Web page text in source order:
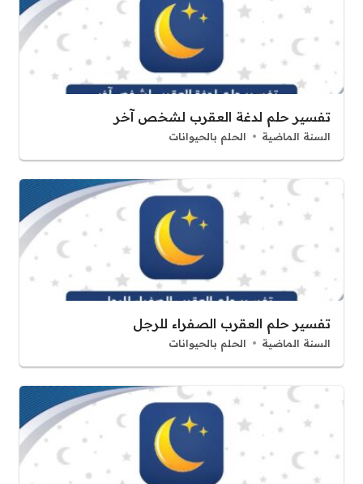
تفسير حلم لدغة العقرب لشخص آخر
السنة الماضية الحلم بالحيوانات
تفسير حلم العقرب الصفراء للرجل
السنة الماضية الحلم بالحيوانات